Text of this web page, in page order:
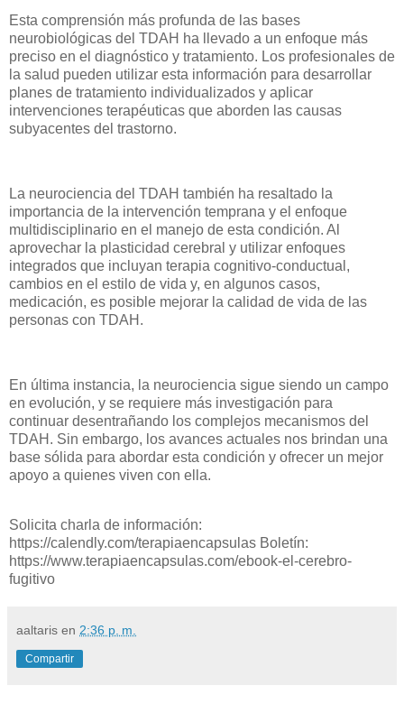
Esta comprensión más profunda de las bases
neurobiológicas del TDAH ha llevado a un enfoque más
preciso en el diagnóstico y tratamiento. Los profesionales de
la salud pueden utilizar esta información para desarrollar
planes de tratamiento individualizados y aplicar
intervenciones terapéuticas que aborden las causas
subyacentes del trastorno.
La neurociencia del TDAH también ha resaltado la
importancia de la intervención temprana y el enfoque
multidisciplinario en el manejo de esta condición. Al
aprovechar la plasticidad cerebral y utilizar enfoques
integrados que incluyan terapia cognitivo-conductual,
cambios en el estilo de vida y, en algunos casos,
medicación, es posible mejorar la calidad de vida de las
personas con TDAH.
En última instancia, la neurociencia sigue siendo un campo
en evolución, y se requiere más investigación para
continuar desentrañando los complejos mecanismos del
TDAH. Sin embargo, los avances actuales nos brindan una
base sólida para abordar esta condición y ofrecer un mejor
apoyo a quienes viven con ella.
Solicita charla de información:
https://calendly.com/terapiaencapsulas Boletín:
https://www.terapiaencapsulas.com/ebook-el-cerebro-
fugitivo
aaltaris en 2:36 p. m.
Compartir